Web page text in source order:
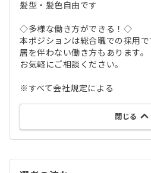
髪型・髪色自由です
◇多様な働き方ができる！◇
本ポジションは総合職での採用
居を伴わない働き方もあります。
お気軽にご相談ください。
※すべて会社規定による
閉じる